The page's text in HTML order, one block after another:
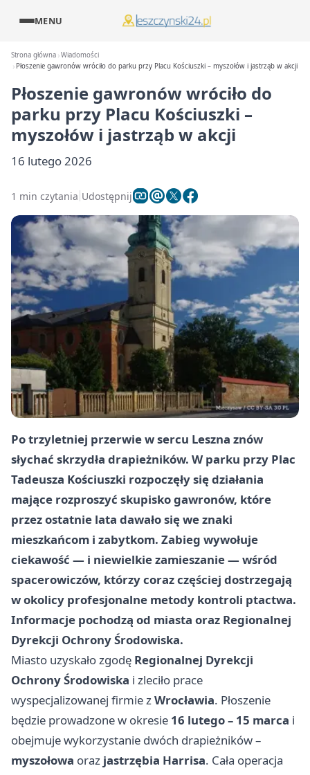
MENU
Strona główna Wiadomości
Płoszenie gawronów wróciło do parku przy Placu Kościuszki – myszołów i jastrząb w akcji
Płoszenie gawronów wróciło do
parku przy Placu Kościuszki –
myszołów i jastrząb w akcji
16 lutego 2026
1 min czytania Udostępnij
Po trzyletniej przerwie w sercu Leszna znów
słychać skrzydła drapieżników. W parku przy Plac
Tadeusza Kościuszki rozpoczęły się działania
mające rozproszyć skupisko gawronów, które
przez ostatnie lata dawało się we znaki
mieszkańcom i zabytkom. Zabieg wywołuje
ciekawość — i niewielkie zamieszanie — wśród
spacerowiczów, którzy coraz częściej dostrzegają
w okolicy profesjonalne metody kontroli ptactwa.
Informacje pochodzą od miasta oraz Regionalnej
Dyrekcji Ochrony Środowiska.
Miasto uzyskało zgodę Regionalnej Dyrekcji
Ochrony Środowiska i zleciło prace
wyspecjalizowanej firmie zWrocławia. Płoszenie
będzie prowadzone w okresie 16 lutego – 15 marca i
obejmuje wykorzystanie dwóch drapieżników –
myszołowa oraz jastrzębia Harrisa. Cała operacja